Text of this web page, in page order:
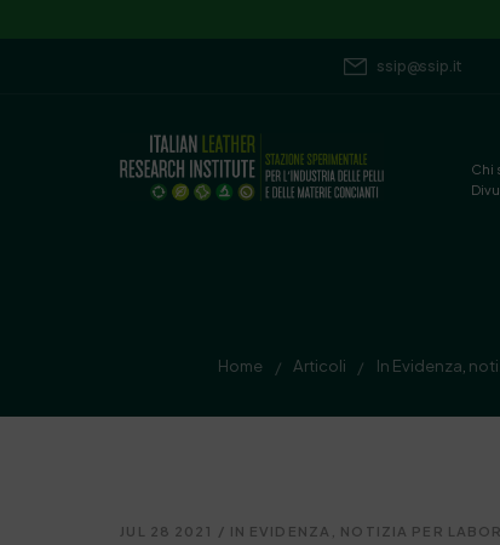
ssip@ssip.it
Chi
Home / Articoli / In Evidenza
JUL 28 2021 / IN EVIDENZA NOTIZIA PER